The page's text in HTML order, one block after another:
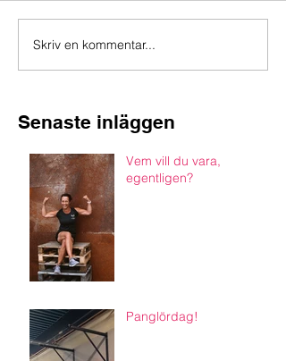
Skriv en kommentar...
Senaste inläggen
Vem vill du vara,
egentligen?
Panglördag!